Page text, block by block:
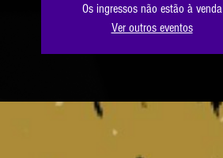
Os ingressos não estão à venda
Ver outros eventos